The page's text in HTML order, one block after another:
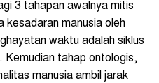
3 tahapan awalnya mitis
kesadaran manusia oleh
waktu adalah siklus
Kemudian tahap ontologis,
manusia ambil jarak